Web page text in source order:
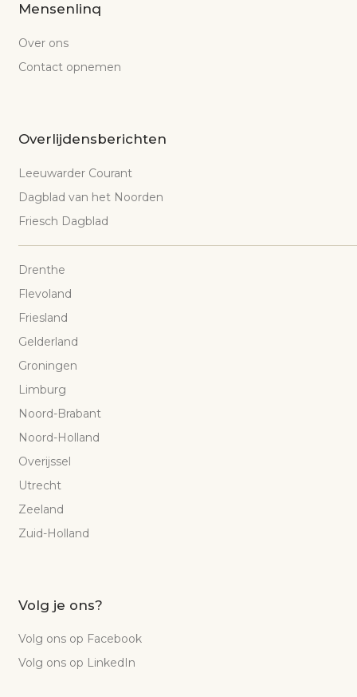
Mensenlinq
Over ons
Contact opnemen
Overlijdensberichten
Leeuwarder Courant
Dagblad van het Noorden
Friesch Dagblad
Drenthe
Flevoland
Friesland
Gelderland
Groningen
Limburg
Noord-Brabant
Noord-Holland
Overijssel
Utrecht
Zeeland
Zuid-Holland
Volg je ons?
Volg ons op Facebook
Volg ons op LinkedIn